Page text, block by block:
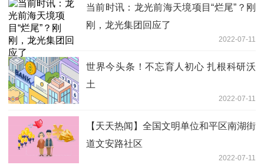
当前时讯：龙光前海天境项目“烂尾”？刚
刚，龙光集团回应了
2022-07-11
世界今头条！不忘育人初心 扎根科研沃
土
2022-07-11
【天天热闻】全国文明单位和平区南湖街
道文安路社区
2022-07-11